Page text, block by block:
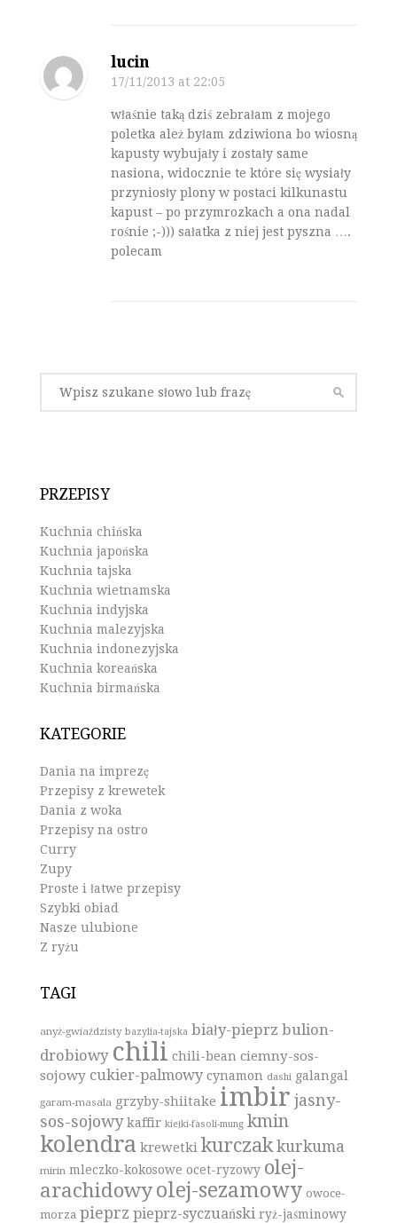
lucin
17/11/2013 at 22:05
właśnie taką dziś zebrałam z mojego
poletka ależ byłam zdziwiona bo wiosną
kapusty wybujały i zostały same
nasiona, widocznie te które się wysiały
przyniosły plony w postaci kilkunastu
kapust – po przymrozkach a ona nadal
rośnie ;-))) sałatka z niej jest pyszna ….
polecam
PRZEPISY
Kuchnia chińska
Kuchnia japońska
Kuchnia tajska
Kuchnia wietnamska
Kuchnia indyjska
Kuchnia malezyjska
Kuchnia indonezyjska
Kuchnia koreańska
Kuchnia birmańska
KATEGORIE
Dania na imprezę
Przepisy z krewetek
Dania z woka
Przepisy na ostro
Curry
Zupy
Proste i łatwe przepisy
Szybki obiad
Nasze ulubione
Z ryżu
TAGI
anyż-gwiaździsty bazylia-tajska biały-pieprz bulion-
drobiowy chili chili-bean ciemny-sos-
sojowy cukier-palmowy cynamon dashi galangal
garam-masala grzyby-shiitake imbir jasny-
sos-sojowy kaffir kiełki-fasoli-mung kmin
kolendra krewetki kurczak kurkuma
mirin mleczko-kokosowe ocet-ryzowy olej-
arachidowy olej-sezamowy owoce-
morza pieprz pieprz-syczuański ryż-jaśminowy